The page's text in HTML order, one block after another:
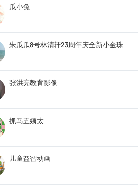
瓜小兔
朱瓜瓜8号林清轩23周年庆全新小金珠
张洪亮教育影像
抓马五姨太
儿童益智动画